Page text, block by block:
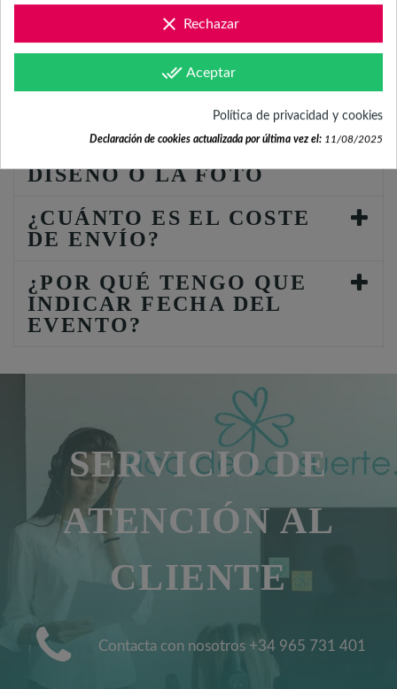
producción y envío de 2.3 semanas.
¿CÓMO PUEDO
PERSONALIZAR EL
DISEÑO O LA FOTO
¿CUÁNTO ES EL COSTE
DE ENVÍO?
¿POR QUÉ TENGO QUE
INDICAR FECHA DEL
EVENTO?
SERVICIO DE
ATENCIÓN AL
CLIENTE
Contacta con nosotros +34 965 731 401
clear Rechazar
done_all Aceptar
Política de privacidad y cookies
Declaración de cookies actualizada por última vez el: 11/08/2025